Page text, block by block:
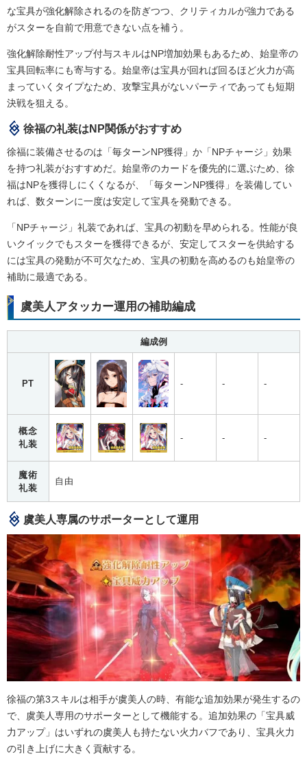
な宝具が強化解除されるのを防ぎつつ、クリティカルが強力である
がスターを自前で用意できない点を補う。
強化解除耐性アップ付与スキルはNP増加効果もあるため、始皇帝の
宝具回転率にも寄与する。始皇帝は宝具が回れば回るほど火力が高
まっていくタイプなため、攻撃宝具がないパーティであっても短期
決戦を狙える。
徐福の礼装はNP関係がおすすめ
徐福に装備させるのは「毎ターンNP獲得」か「NPチャージ」効果
を持つ礼装がおすすめだ。始皇帝のカードを優先的に選ぶため、徐
福はNPを獲得しにくくなるが、「毎ターンNP獲得」を装備してい
れば、数ターンに一度は安定して宝具を発動できる。
「NPチャージ」礼装であれば、宝具の初動を早められる。性能が良
いクイックでもスターを獲得できるが、安定してスターを供給する
には宝具の発動が不可欠なため、宝具の初動を高めるのも始皇帝の
補助に最適である。
虞美人アタッカー運用の補助編成
編成例
PT - - -
概念
礼装
- - -
魔術
礼装
自由
虞美人専属のサポーターとして運用
徐福の第3スキルは相手が虞美人の時、有能な追加効果が発生するの
で、虞美人専用のサポーターとして機能する。追加効果の「宝具威
力アップ」はいずれの虞美人も持たない火力バフであり、宝具火力
の引き上げに大きく貢献する。